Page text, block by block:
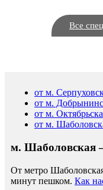
Все
от м.
от м.
от м.
от м.
м. Шаболовская
От метро
минут пешком. Как